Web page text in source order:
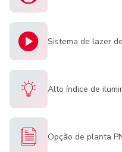
Sistema de lazer
Alto índice de
Opção de planta